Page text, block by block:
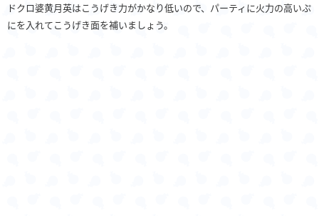
ドクロ婆黄月英はこうげき力がかなり低いので、パーティに火力の高いぷ
にを入れてこうげき面を補いましょう。